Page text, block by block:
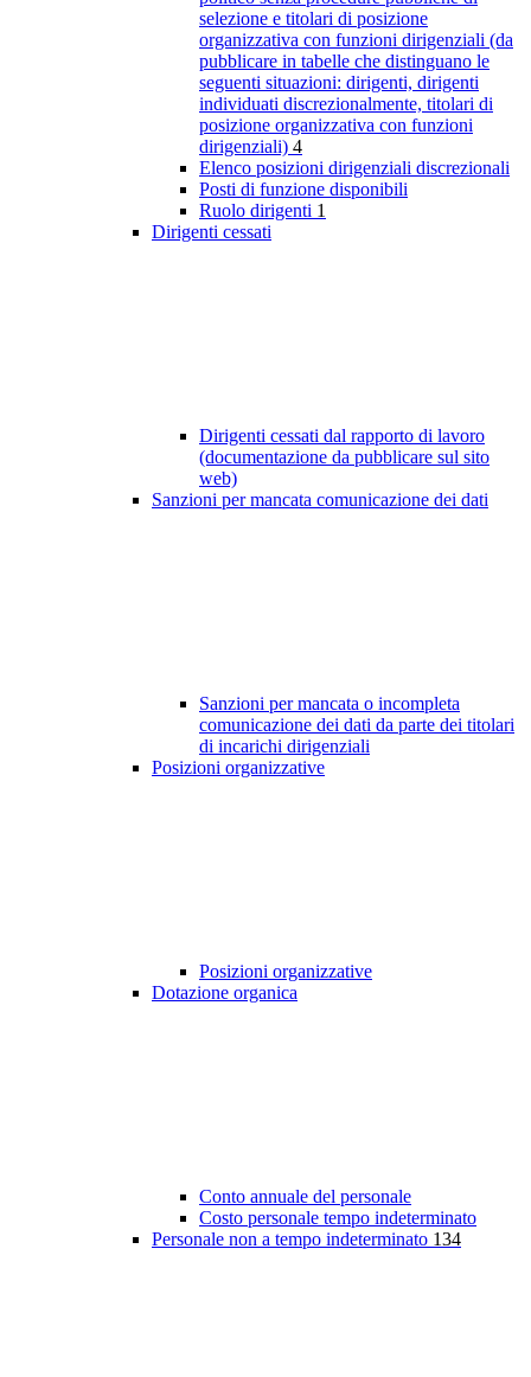
selezione e titolari di posizione
organizzativa con funzioni dirigenziali (da
pubblicare in tabelle che distinguano le
seguenti situazioni: dirigenti, dirigenti
individuati discrezionalmente, titolari di
posizione organizzativa con funzioni
dirigenziali) 4
Elenco posizioni dirigenziali discrezionali
Posti di funzione disponibili
Ruolo dirigenti 1
Dirigenti cessati
Dirigenti cessati dal rapporto di lavoro
(documentazione da pubblicare sul sito
web)
Sanzioni per mancata comunicazione dei dati
Sanzioni per mancata o incompleta
comunicazione dei dati da parte dei titolari
di incarichi dirigenziali
Posizioni organizzative
Posizioni organizzative
Dotazione organica
Conto annuale del personale
Costo personale tempo indeterminato
Personale non a tempo indeterminato 134